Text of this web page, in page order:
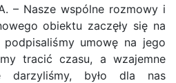
– Nasze wspólne rozmowy i
obiektu zaczęły się na
podpisaliśmy umowę na jego
tracić czasu, a wzajemne
darzyliśmy, było dla nas